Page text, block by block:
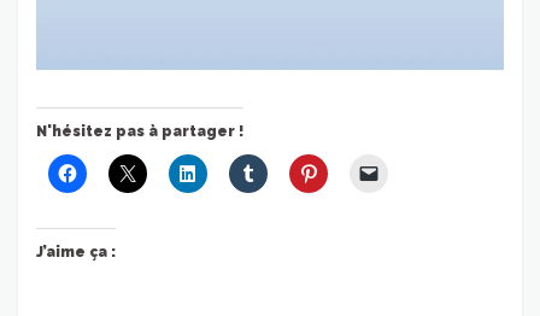
N'hésitez pas à partager !
J’aime ça :